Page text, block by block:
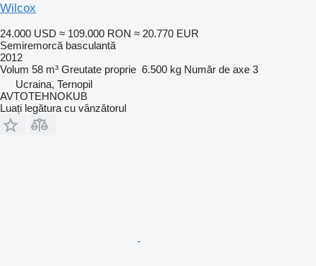
Wilcox
24.000 USD ≈ 109.000 RON ≈ 20.770 EUR
Semiremorcă basculantă
2012
Volum 58 m³ Greutate proprie 6.500 kg Număr de axe 3
Ucraina, Ternopil
AVTOTEHNOKUB
Luați legătura cu vânzătorul